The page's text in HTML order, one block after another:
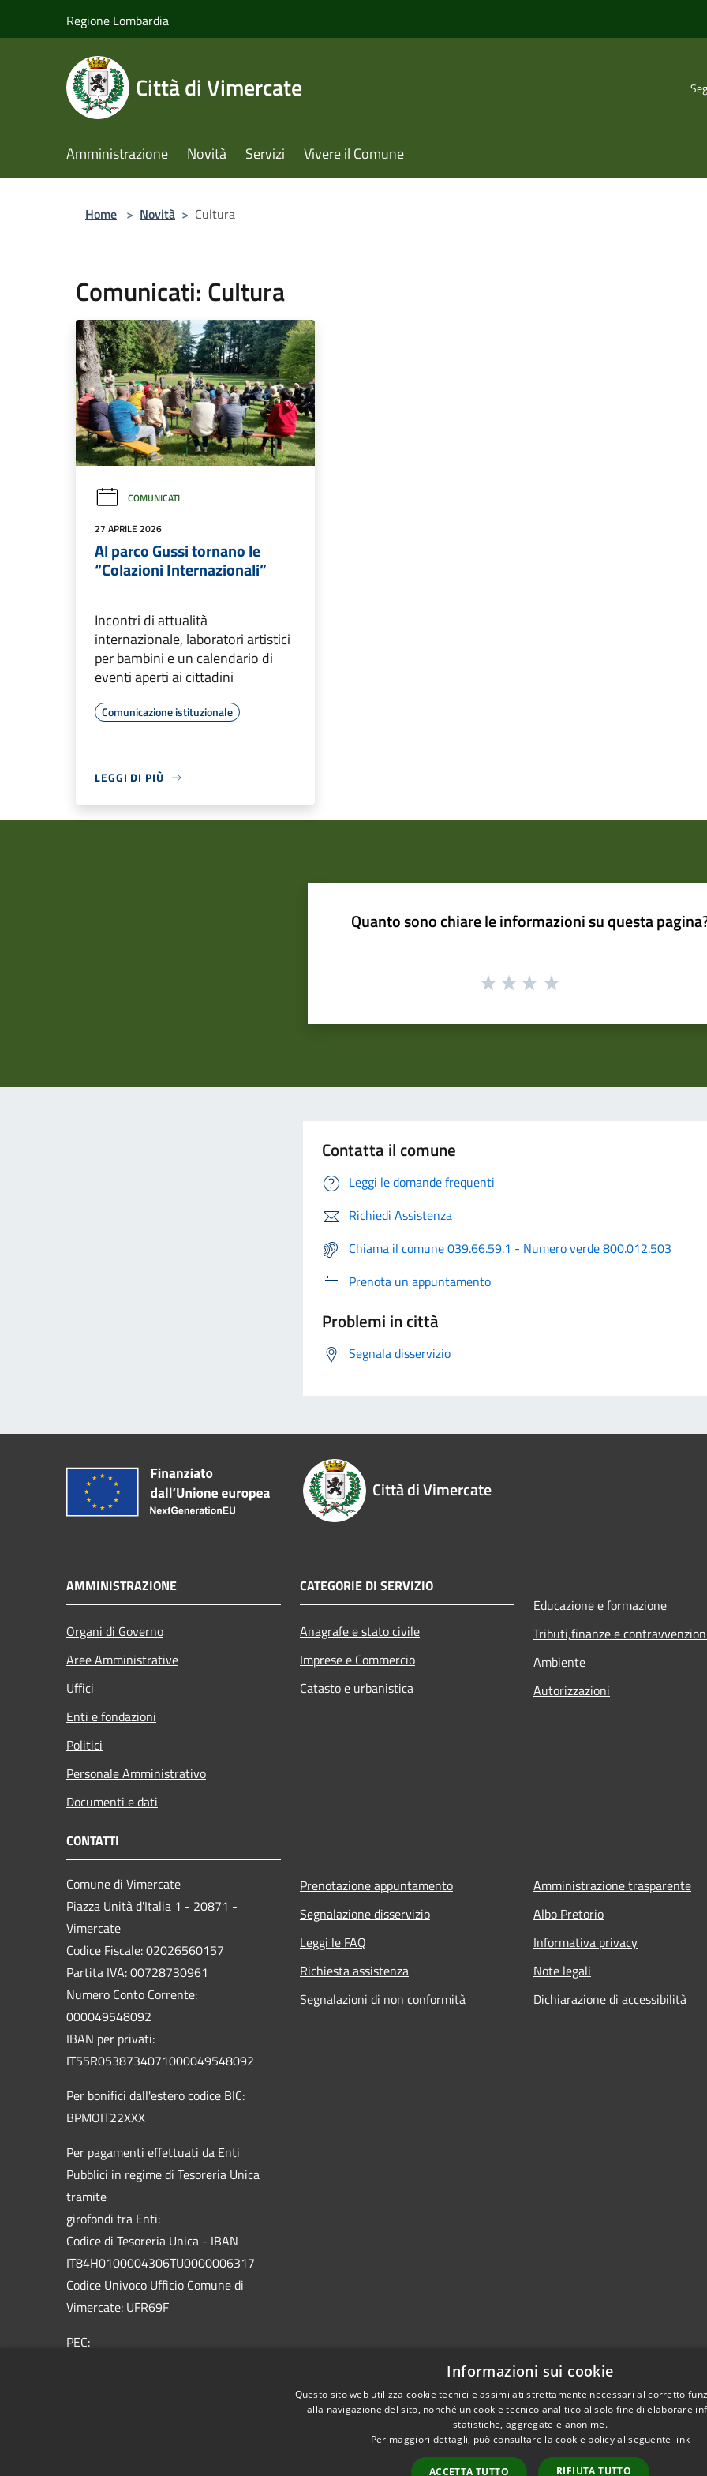
Regione Lombardia
Città di Vimercate
Amministrazione Novità Servizi Vivere il Comune
Home > Novità > Cultura
Comunicati: Cultura
COMUNICATI
27 APRILE 2026
Al parco Gussi tornano le
“Colazioni Internazionali”
Incontri di attualità
internazionale, laboratori artistici
per bambini e un calendario di
eventi aperti ai cittadini
Comunicazione istituzionale
LEGGI DI PIÙ
Quanto sono chiare le informazioni su questa
Contatta il comune
Leggi le domande frequenti
Richiedi Assistenza
Chiama il comune 039.66.59.1 - Numero verde 800.012.503
Prenota un appuntamento
Problemi in città
Segnala disservizio
Città di Vimercate
AMMINISTRAZIONE
Organi di Governo
Aree Amministrative
Uffici
Enti e fondazioni
Politici
Personale Amministrativo
Documenti e dati
CATEGORIE DI SERVIZIO
Anagrafe e stato civile
Imprese e Commercio
Catasto e urbanistica
Educazione e formazione
Tributi,finanze e
Ambiente
Autorizzazioni
CONTATTI
Comune di Vimercate
Piazza Unità d'Italia 1 - 20871 -
Vimercate
Codice Fiscale: 02026560157
Partita IVA: 00728730961
Numero Conto Corrente:
000049548092
IBAN per privati:
IT55R0538734071000049548092
Per bonifici dall'estero codice BIC:
BPMOIT22XXX
Per pagamenti effettuati da Enti
Pubblici in regime di Tesoreria Unica
tramite
girofondi tra Enti:
Codice di Tesoreria Unica - IBAN
IT84H0100004306TU0000006317
Codice Univoco Ufficio Comune di
Vimercate: UFR69F
PEC:
Prenotazione appuntamento
Segnalazione disservizio
Leggi le FAQ
Richiesta assistenza
Segnalazioni di non conformità
Amministrazione trasparente
Albo Pretorio
Informativa privacy
Note legali
Dichiarazione di accessibilità
Informazioni sui cookie
Questo sito web utilizza cookie tecnici e assimilati strettamente necessari al corretto
alla navigazione del sito, nonché un cookie tecnico analitico al solo fine di elaborare
statistiche, aggregate e anonime.
Per maggiori dettagli, può consultare la cookie policy al seguente link
ACCETTA TUTTO RIFIUTA TUTTO